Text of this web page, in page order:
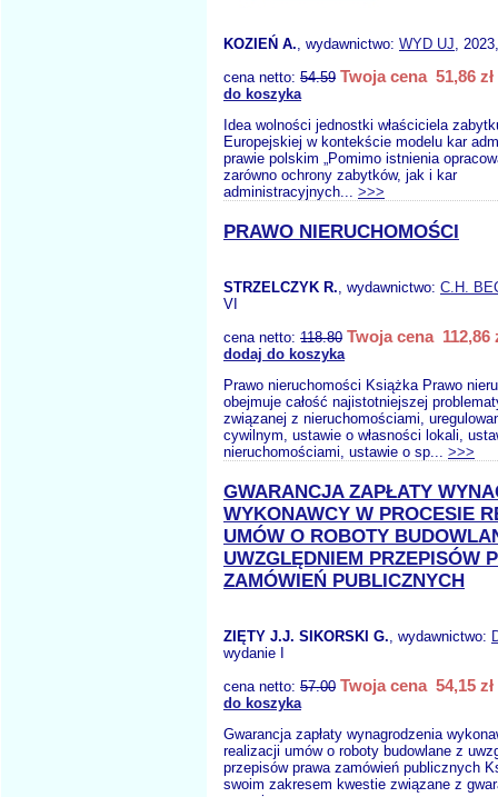
KOZIEŃ A., wydawnictwo: WYD UJ,
cena netto: 54.59 Twoja cena 51,86 zł
do koszyka
Idea wolności jednostki właściciela
Europejskiej w kontekście modelu kar
prawie polskim „Pomimo istnienia
zarówno ochrony zabytków, jak i kar
administracyjnych... >>>
PRAWO NIERUCHOMOŚCI
STRZELCZYK R., wydawnictwo: C.H.
VI
cena netto: 118.80 Twoja cena 112,86
dodaj do koszyka
Prawo nieruchomości Książka Prawo
obejmuje całość najistotniejszej
związanej z nieruchomościami,
cywilnym, ustawie o własności lokali,
nieruchomościami, ustawie o sp... >>>
GWARANCJA ZAPŁATY
WYKONAWCY W PROCESIE
UMÓW O ROBOTY
UWZGLĘDNIEM PRZEPISÓW
ZAMÓWIEŃ PUBLICZNYCH
ZIĘTY J.J. SIKORSKI G., wydawnictwo:
wydanie I
cena netto: 57.00 Twoja cena 54,15 zł
do koszyka
Gwarancja zapłaty wynagrodzenia
realizacji umów o roboty budowlane z
przepisów prawa zamówień publicznych
swoim zakresem kwestie związane z